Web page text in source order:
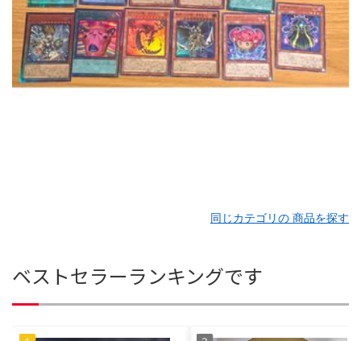
同じカテゴリの 商品を探す
ベストセラーランキングです